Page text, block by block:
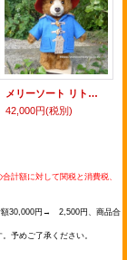
メリーソート リトルパディントン ムービーエディション 23cm 265番
42,000円(税別)
計額に対して関税と消費税、
30,000円→ 2,500円、商品合
予めご了承ください。